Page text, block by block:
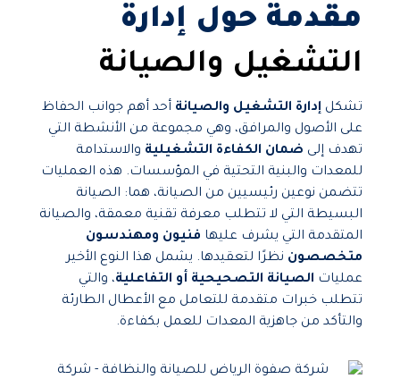
مقدمة حول إدارة
التشغيل والصيانة
تشكل إدارة التشغيل والصيانة أحد أهم جوانب الحفاظ
على الأصول والمرافق، وهي مجموعة من الأنشطة التي
تهدف إلى ضمان الكفاءة التشغيلية والاستدامة
للمعدات والبنية التحتية في المؤسسات. هذه العمليات
تتضمن نوعين رئيسيين من الصيانة، هما: الصيانة
البسيطة التي لا تتطلب معرفة تقنية معمقة، والصيانة
المتقدمة التي يشرف عليها فنيون ومهندسون
متخصصون نظرًا لتعقيدها. يشمل هذا النوع الأخير
عمليات الصيانة التصحيحية أو التفاعلية، والتي
تتطلب خبرات متقدمة للتعامل مع الأعطال الطارئة
والتأكد من جاهزية المعدات للعمل بكفاءة.